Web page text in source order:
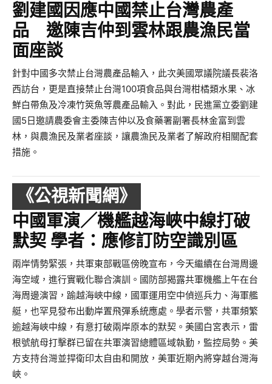
劉建國因應中國禁止台灣農產
品 邀陳吉仲到雲林跟農漁民當
面座談
針對中國多次禁止台灣農產品輸入，此次美國眾議院議長裴洛
西訪台，更是直接禁止台灣100項食品與台灣柑橘類水果、冰
鮮白帶魚及冷凍竹筴魚等農產品輸入。對此，民進黨立委劉建
國5日邀請農委會主委陳吉仲以及食藥署副署長林金富到雲
林，與農漁民及業者座談，讓農漁民及業者了解政府相關配套
措施。
《公視新聞網》
中國軍演／機艦越海峽中線打破
默契 學者：應修訂防空識別區
兩岸情勢緊張，共軍東部戰區傍晚宣布，今天繼續在台灣周邊
海空域，進行實戰化聯合演訓。國防部揭露共軍機艦上午在台
海周邊演習，踰越海峽中線，國軍運用空中偵巡兵力、海軍艦
艇，也罕見發布出動岸置飛彈系統應處。學者示警，共軍頻繁
逾越海峽中線，有意打破兩岸原本的默契。美國白宮表示，雷
根號航母打擊群已留在共軍演習總體區域執勤，監控局勢。美
方支持台灣並捍衛印太自由和開放，美軍近期內將穿越台灣海
峽。